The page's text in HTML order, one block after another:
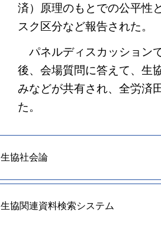
済）原理のもとでの公平性
スク区分など報告された。
パネルディスカッション
後、会場質問に答えて、生
みなどが共有され、全労済
た。
生協社会論
生協関連資料検索システム